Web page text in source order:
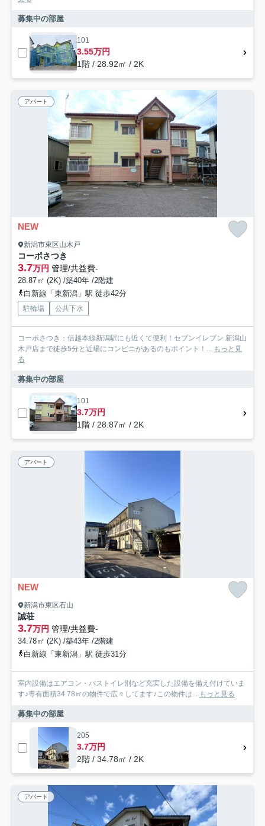
募集中の部屋
101
3.55万円
1階 / 28.92㎡ / 2K
アパート
NEW
新潟市東区山木戸
コーポさつき
3.7万円 管理/共益費-
28.87㎡ (2K) /築40年 /2階建
白新線「東新潟」駅 徒歩42分
駐輪場 公共下水
コーポさつき：信越本線新潟駅にも近くて便利！セブンイレブン 新潟山
木戸店まで徒歩5分と近場にコンビニがあるのもポイント！... もっと見
る
募集中の部屋
101
3.7万円
1階 / 28.87㎡ / 2K
アパート
NEW
新潟市東区石山
誠荘
3.7万円 管理/共益費-
34.78㎡ (2K) /築43年 /2階建
白新線「東新潟」駅 徒歩31分
室内設備はエアコン・バストイレ別など充実した設備を備え付けていま
す♪専有面積34.78㎡の物件で広々してます♪この物件は... もっと見る
募集中の部屋
205
3.7万円
2階 / 34.78㎡ / 2K
アパート